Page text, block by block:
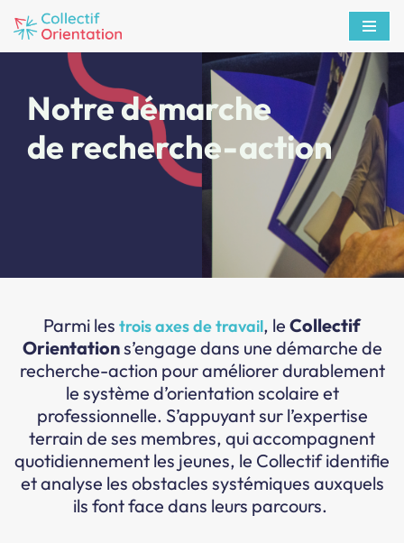
Aller
Notre démarche
de recherche-action
Parmi les trois axes de travail, le Collectif
Orientations’engage dans une démarche de
recherche-action pour améliorer durablement
le système d’orientation scolaire et
professionnelle. S’appuyant sur l’expertise
terrain de ses membres, qui accompagnent
quotidiennement les jeunes, le Collectif identifie
et analyse les obstacles systémiques auxquels
ils font face dans leurs parcours.